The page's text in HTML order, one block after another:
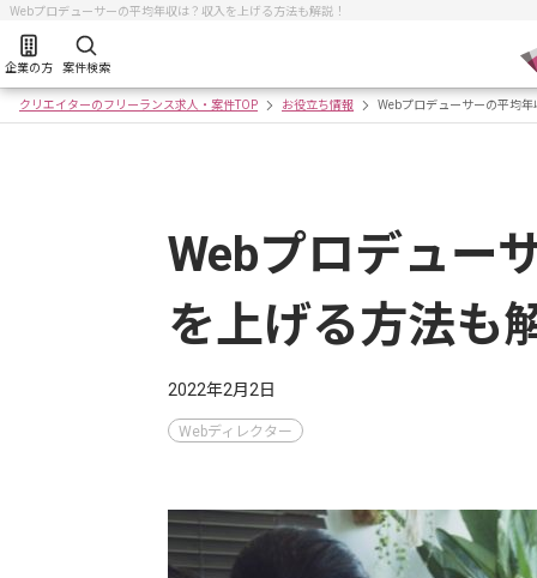
Webプロデューサーの平均年収は？収入を上げる方法も解説！
企業の方 案件検索
クリエイターのフリーランス求人・案件TOP お役立ち情報 Webプロデューサーの平均
Webプロデュー
を上げる方法も
2022年2月2日
Webディレクター